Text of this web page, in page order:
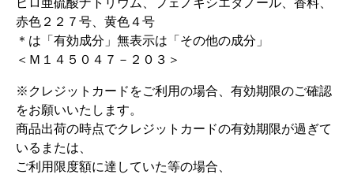
ピロ亜硫酸ナトリウム、フェノキシエタノール、香料、
赤色２２７号、黄色４号
＊は「有効成分」無表示は「その他の成分」
＜Ｍ１４５０４７－２０３＞
※クレジットカードをご利用の場合、有効期限のご確認
をお願いいたします。
商品出荷の時点でクレジットカードの有効期限が過ぎて
いるまたは、
ご利用限度額に達していた等の場合、